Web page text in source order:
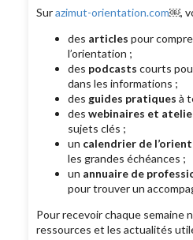
Surazimut-orientation.com￼,
des articles pour
l’orientation ;
des podcasts courts
dans les informations ;
des guides pratiques à
deswebinaires et
sujets clés ;
un calendrier de
les grandes échéances ;
un annuaire de
pour trouver un
Pour recevoir chaque semaine
ressources et les actualités